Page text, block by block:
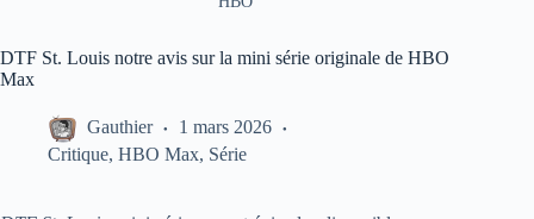
DTF St. Louis notre avis sur la mini série originale de HBO
Max
Gauthier
1 mars 2026
Critique, HBO Max, Série